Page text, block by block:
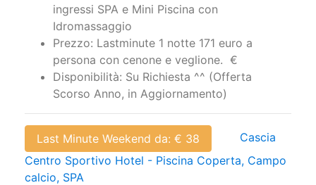
ingressi SPA e Mini Piscina con
Idromassaggio
Prezzo: Lastminute 1 notte 171 euro a
persona con cenone e veglione. €
Disponibilità: Su Richiesta ^^ (Offerta
Scorso Anno, in Aggiornamento)
Last Minute Weekend da: € 38
Cascia
Centro Sportivo Hotel - Piscina Coperta, Campo
calcio, SPA